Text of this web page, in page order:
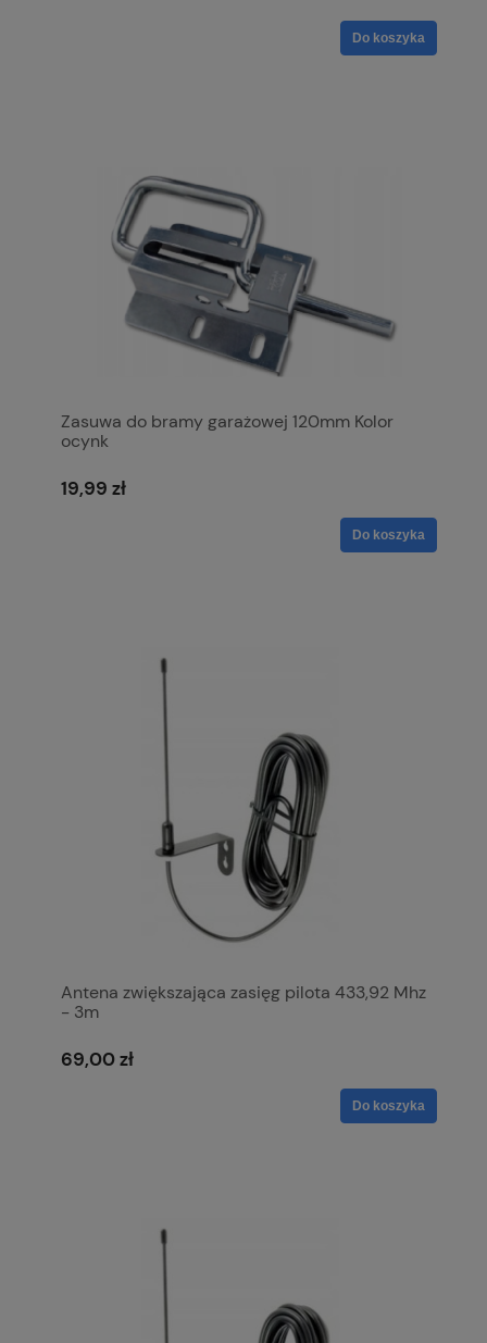
Do koszyka
Zasuwa do bramy garażowej 120mm Kolor
ocynk
19,99 zł
Do koszyka
Antena zwiększająca zasięg pilota 433,92 Mhz
- 3m
69,00 zł
Do koszyka